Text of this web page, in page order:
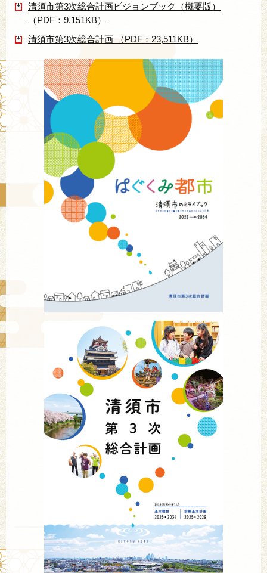
清須市第3次総合計画ビジョンブック（概要版）
（PDF：9,151KB）
清須市第3次総合計画 （PDF：23,511KB）